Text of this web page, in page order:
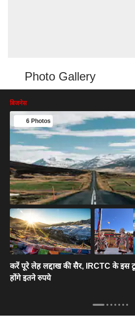
Photo Gallery
बिजनेस
6 Photos
करें पूरे लेह लद्दाख की सैर, IRCTC के इस
होंगे इतने रुपये